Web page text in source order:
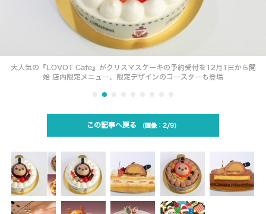
大人気の『LOVOT Cafe』がクリスマスケーキの予約受付を12月1日から開
始 店内限定メニュー、限定デザインのコースターも登場
この記事へ戻る 2/9